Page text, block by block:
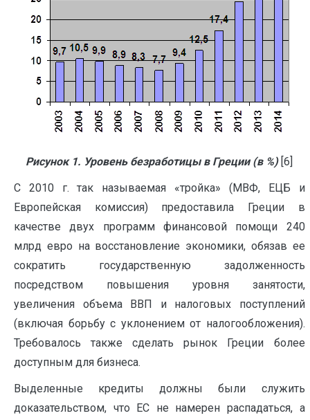
Рисунок 1. Уровень безработицы в Греции (в %)[6]
С 2010 г. так называемая «тройка» (МВФ, ЕЦБ и
Европейская комиссия) предоставила Греции в
качестве двух программ финансовой помощи 240
млрд евро на восстановление экономики, обязав ее
сократить государственную задолженность
посредством повышения уровня занятости,
увеличения объема ВВП и налоговых поступлений
(включая борьбу с уклонением от налогообложения).
Требовалось также сделать рынок Греции более
доступным для бизнеса.
Выделенные кредиты должны были служить
доказательством, что ЕС не намерен распадаться, а